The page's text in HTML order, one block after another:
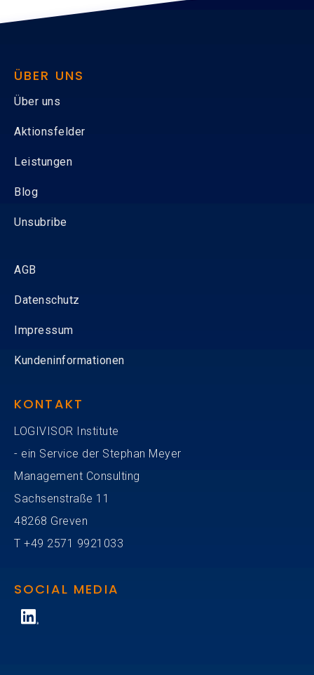
ÜBER UNS
Über uns
Aktionsfelder
Leistungen
Blog
Unsubribe
AGB
Datenschutz
Impressum
Kundeninformationen
KONTAKT
LOGIVISOR Institute
- ein Service der Stephan Meyer
Management Consulting
Sachsenstraße 11
48268 Greven
T+49 2571 9921033
SOCIAL MEDIA